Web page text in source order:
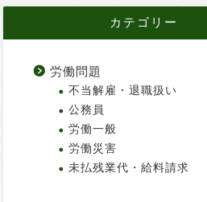
カテゴリー
労働問題
不当解雇・退職扱い
公務員
労働一般
労働災害
未払残業代・給料請求